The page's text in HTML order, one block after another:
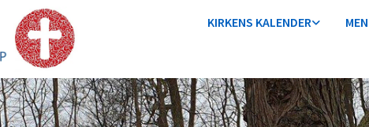
KIRKENS KALENDER